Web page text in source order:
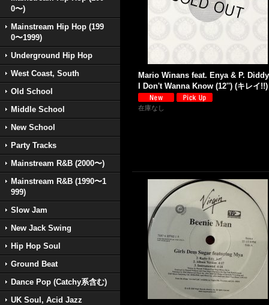
0〜)
Mainstream Hip Hop (199
0〜1999)
Underground Hip Hop
West Coast, South
Old School
Middle School
New School
Party Tracks
Mainstream R&B (2000〜)
Mainstream R&B (1990〜1
999)
Slow Jam
New Jack Swing
Hip Hop Soul
Ground Beat
Dance Pop (Catchy系含む)
UK Soul, Acid Jazz
Mario Winans feat. Enya & P.
I Don't Wanna Know (12'') (キレイ!!)
在庫なし